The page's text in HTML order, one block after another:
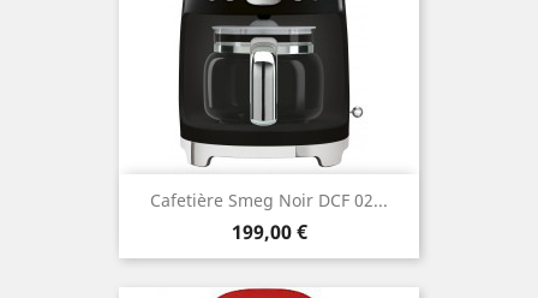
Cafetière Smeg Noir DCF 02...
Prix
199,00 €